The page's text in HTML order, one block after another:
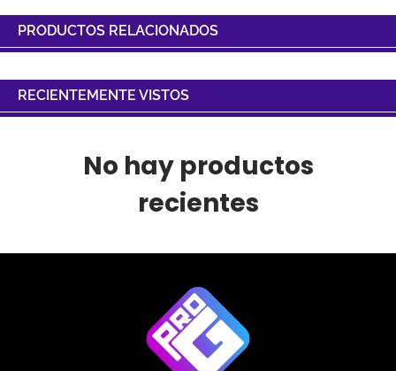
PRODUCTOS RELACIONADOS
RECIENTEMENTE VISTOS
No hay productos
recientes